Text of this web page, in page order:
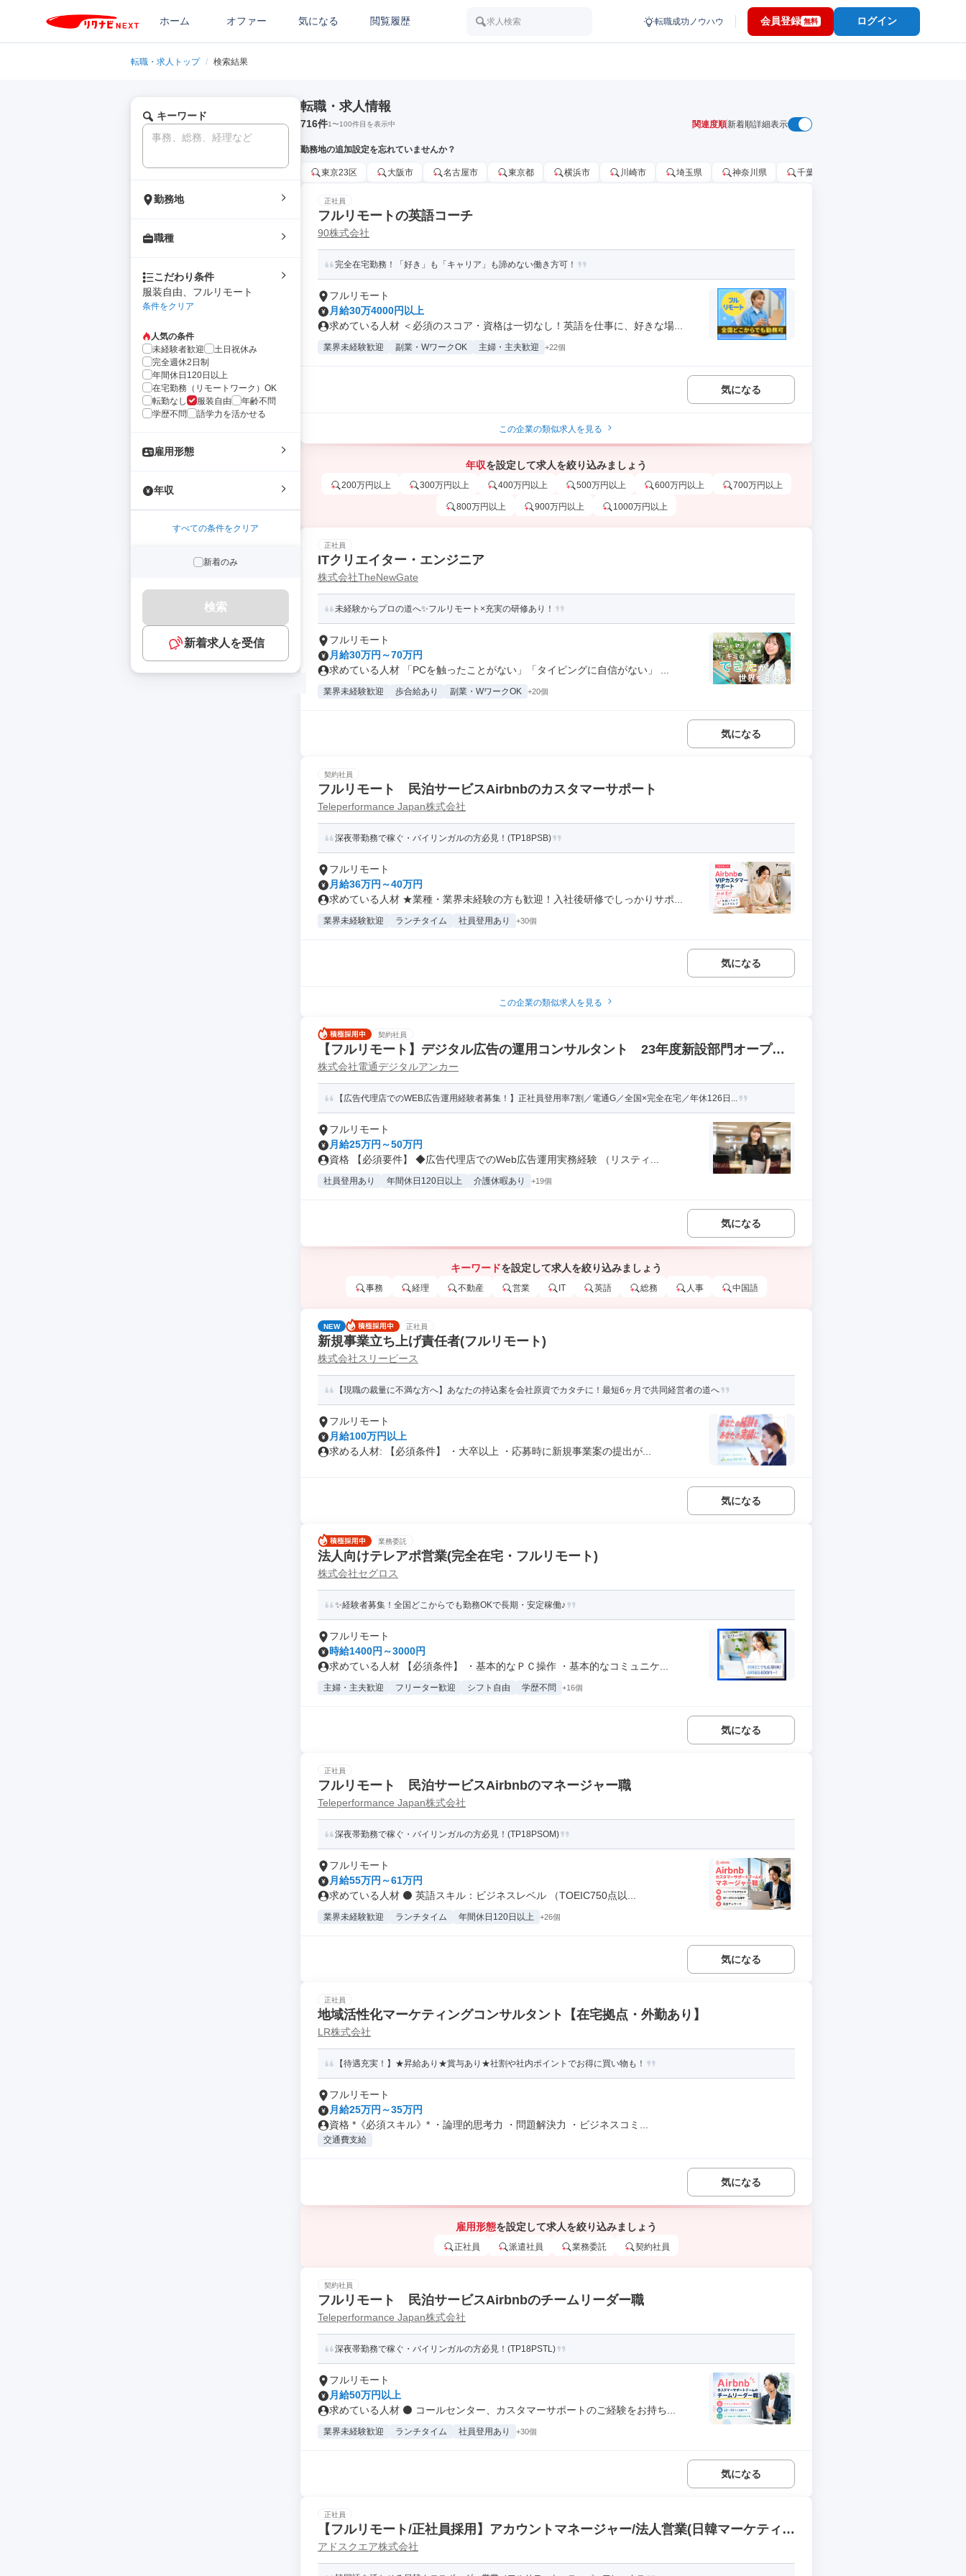
ホーム オファー 気になる 閲覧履歴 求人検索 転職成功ノウハウ 会員登録 無料 ログイン
転職・求人トップ / 検索結果
キーワード
勤務地
職種
こだわり条件
服装自由、フルリモート
条件をクリア
人気の条件
未経験者歓迎
土日祝休み
完全週休2日制
年間休日120日以上
在宅勤務（リモートワーク）OK
転勤なし
服装自由
年齢不問
学歴不問
語学力を活かせる
雇用形態
年収
すべての条件をクリア
新着のみ
検索
新着求人を受信
転職・求人情報
716件1〜100件目を表示中 関連度順新着順詳細表示
勤務地の追加設定を忘れていませんか？
東京23区 大阪市 名古屋市 東京都 横浜市 川崎市 埼玉県 神奈川県 千葉市
正社員
フルリモートの英語コーチ
90株式会社
完全在宅勤務！「好き」も「キャリア」も諦めない働き方可！
フルリモート
月給30万4000円以上
求めている人材 ＜必須のスコア・資格は一切なし！英語を仕事に、好きな場...
業界未経験歓迎 副業・WワークOK 主婦・主夫歓迎 +22個
気になる
この企業の類似求人を見る
年収を設定して求人を絞り込みましょう
200万円以上 300万円以上 400万円以上 500万円以上 600万円以上 700万円以上
800万円以上 900万円以上 1000万円以上
正社員
ITクリエイター・エンジニア
株式会社TheNewGate
未経験からプロの道へ✨フルリモート×充実の研修あり！
フルリモート
月給30万円～70万円
求めている人材 「PCを触ったことがない」「タイピングに自信がない」 ...
業界未経験歓迎 歩合給あり 副業・WワークOK +20個
気になる
契約社員
フルリモート 民泊サービスAirbnbのカスタマーサポート
Teleperformance Japan株式会社
深夜帯勤務で稼ぐ・バイリンガルの方必見！(TP18PSB)
フルリモート
月給36万円～40万円
求めている人材 ★業種・業界未経験の方も歓迎！入社後研修でしっかりサポ...
業界未経験歓迎 ランチタイム 社員登用あり +30個
気になる
この企業の類似求人を見る
契約社員
【フルリモート】デジタル広告の運用コンサルタント 23年度新設部門オープニ
ング・部門強化
株式会社電通デジタルアンカー
【広告代理店でのWEB広告運用経験者募集！】正社員登用率7割／電通G／全国×完全在宅／年休126日...
フルリモート
月給25万円～50万円
資格 【必須要件】 ◆広告代理店でのWeb広告運用実務経験 （リスティ...
社員登用あり 年間休日120日以上 介護休暇あり +19個
気になる
キーワードを設定して求人を絞り込みましょう
事務 経理 不動産 営業 IT 英語 総務 人事 中国語
NEW 正社員
新規事業立ち上げ責任者(フルリモート)
株式会社スリーピース
【現職の裁量に不満な方へ】あなたの持込案を会社原資でカタチに！最短6ヶ月で共同経営者の道へ
フルリモート
月給100万円以上
求める人材: 【必須条件】 ・大卒以上 ・応募時に新規事業案の提出が...
気になる
業務委託
法人向けテレアポ営業(完全在宅・フルリモート)
株式会社セグロス
✨経験者募集！全国どこからでも勤務OKで長期・安定稼働♪
フルリモート
時給1400円～3000円
求めている人材 【必須条件】 ・基本的なＰＣ操作 ・基本的なコミュニケ...
主婦・主夫歓迎 フリーター歓迎 シフト自由 学歴不問 +16個
気になる
正社員
フルリモート 民泊サービスAirbnbのマネージャー職
Teleperformance Japan株式会社
深夜帯勤務で稼ぐ・バイリンガルの方必見！(TP18PSOM)
フルリモート
月給55万円～61万円
求めている人材 ⚫ 英語スキル：ビジネスレベル （TOEIC750点以...
業界未経験歓迎 ランチタイム 年間休日120日以上 +26個
気になる
正社員
地域活性化マーケティングコンサルタント【在宅拠点・外勤あり】
LR株式会社
【待遇充実！】★昇給あり★賞与あり★社割や社内ポイントでお得に買い物も！
フルリモート
月給25万円～35万円
資格 *《必須スキル》* ・論理的思考力 ・問題解決力 ・ビジネスコミ...
交通費支給
気になる
雇用形態を設定して求人を絞り込みましょう
正社員 派遣社員 業務委託 契約社員
契約社員
フルリモート 民泊サービスAirbnbのチームリーダー職
Teleperformance Japan株式会社
深夜帯勤務で稼ぐ・バイリンガルの方必見！(TP18PSTL)
フルリモート
月給50万円以上
求めている人材 ⚫ コールセンター、カスタマーサポートのご経験をお持ち...
業界未経験歓迎 ランチタイム 社員登用あり +30個
気になる
正社員
【フルリモート/正社員採用】アカウントマネージャー/法人営業(日韓マーケティン
グ・SNS/EC支援)
アドスクエア株式会社